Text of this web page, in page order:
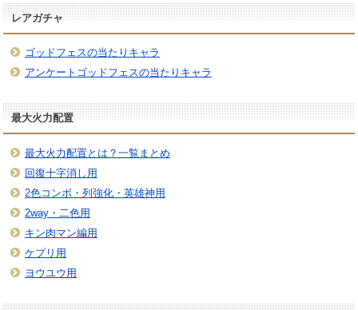
レアガチャ
ゴッドフェスの当たりキャラ
アンケートゴッドフェスの当たりキャラ
最大火力配置
最大火力配置とは？一覧まとめ
回復十字消し用
2色コンボ・列強化・英雄神用
2way・二色用
キン肉マン編用
ケプリ用
ヨウユウ用